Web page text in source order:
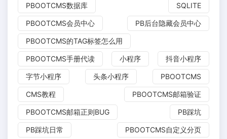
PBOOTCMS数据库 SQLITE
PBOOTCMS会员中心 PB后台隐藏会员中心
PBOOTCMS的TAG标签怎么用
PBOOTCMS手册代读 小程序 抖音小程序
字节小程序 头条小程序 PBOOTCMS
CMS教程 PBOOTCMS邮箱验证
PBOOTCMS邮箱正则BUG PB踩坑
PB踩坑日常 PBOOTCMS自定义分页